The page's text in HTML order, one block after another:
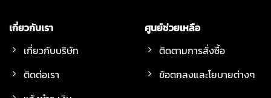
เกี่ยวกับเรา
เกี่ยวกับบริษัท
ติดต่อเรา
ศูนย์ช่วยเหลือ
ติดตามการสั่งซื้อ
ข้อตกลงและโยบายต่างๆ